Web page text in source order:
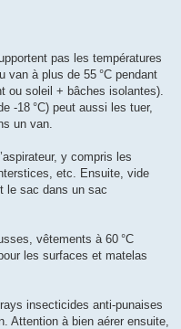
pas les températures
van à plus de 55 °C pendant
ou soleil + bâches isolantes).
-18 °C) peut aussi les tuer,
un van.
y compris les
etc. Ensuite, vide
le sac dans un sac
vêtements à 60 °C
les surfaces et matelas
insecticides anti-punaises
Attention à bien aérer ensuite,